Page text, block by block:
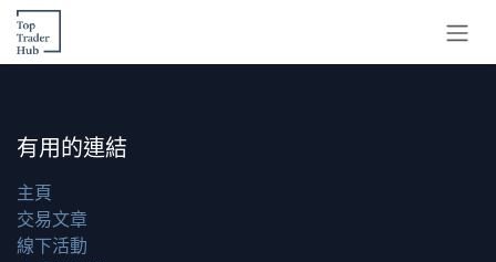
跳至內容
有用的連結
主頁
交易文章
線下活動